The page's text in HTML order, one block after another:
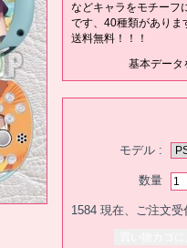
などキャラをモチーフ
です、40種類がありま
送料無料！！！
基本データ
モデル :
数量
1584 現在、ご注文受